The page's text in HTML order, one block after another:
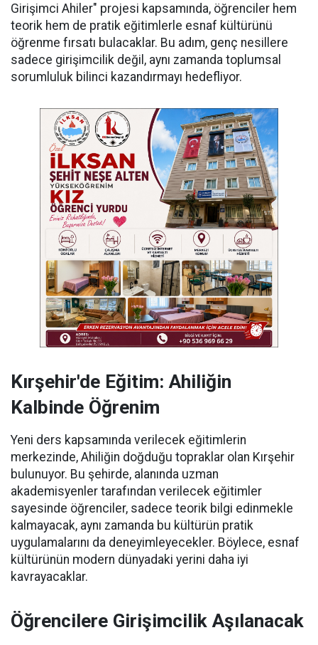
Girişimci Ahiler" projesi kapsamında, öğrenciler hem
teorik hem de pratik eğitimlerle esnaf kültürünü
öğrenme fırsatı bulacaklar. Bu adım, genç nesillere
sadece girişimcilik değil, aynı zamanda toplumsal
sorumluluk bilinci kazandırmayı hedefliyor.
Kırşehir'de Eğitim: Ahiliğin
Kalbinde Öğrenim
Yeni ders kapsamında verilecek eğitimlerin
merkezinde, Ahiliğin doğduğu topraklar olan Kırşehir
bulunuyor. Bu şehirde, alanında uzman
akademisyenler tarafından verilecek eğitimler
sayesinde öğrenciler, sadece teorik bilgi edinmekle
kalmayacak, aynı zamanda bu kültürün pratik
uygulamalarını da deneyimleyecekler. Böylece, esnaf
kültürünün modern dünyadaki yerini daha iyi
kavrayacaklar.
Öğrencilere Girişimcilik Aşılanacak